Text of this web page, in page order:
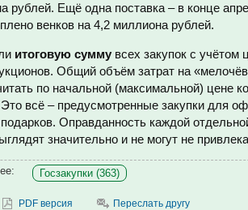
рублей. Ещё одна поставка – в конце
венков на 4,2 миллиона рублей.
итоговую сумму всех закупок с
Общий объём затрат на
по начальной (максимальной) цене
всё – предусмотренные закупки для
Оправданность каждой
значительно и не могут не
Госзакупки (363)
PDF версия Переслать другу